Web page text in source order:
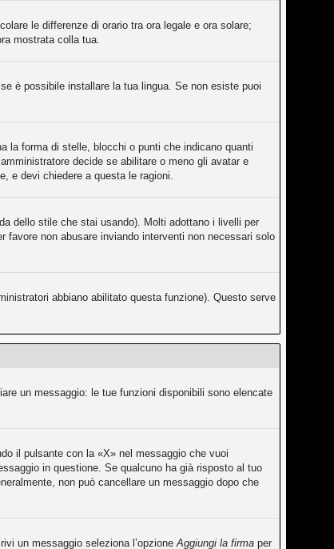
le differenze di orario tra ora legale e ora solare;
mostrata colla tua.
è possibile installare la tua lingua. Se non esiste puoi
la forma di stelle, blocchi o punti che indicano quanti
decide se abilitare o meno gli avatar e
e devi chiedere a questa le ragioni.
dello stile che stai usando). Molti adottano i livelli per
non abusare inviando interventi non necessari solo
abbiano abilitato questa funzione). Questo serve
un messaggio: le tue funzioni disponibili sono elencate
il pulsante con la «X» nel messaggio che vuoi
in questione. Se qualcuno ha già risposto al tuo
non può cancellare un messaggio dopo che
un messaggio seleziona l’opzioneAggiungi la firma per